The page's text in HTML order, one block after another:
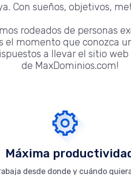
Con sueños, objetivos,
rodeados de personas
momento que conozca
a llevar el sitio
de MaxDominios.com!
Máxima
desde donde y cuándo